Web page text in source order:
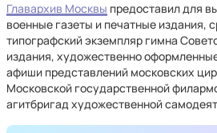
Главархив Москвы предоставил для
военные газеты и печатные издания,
типографский экземпляр гимна
издания, художественно
афиши представлений московских
Московской государственной
агитбригад художественной